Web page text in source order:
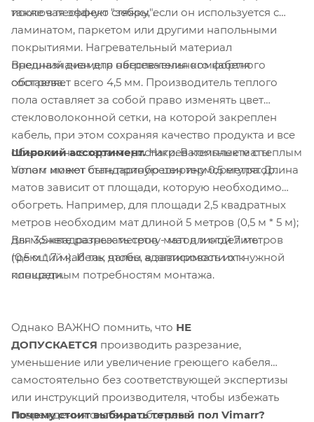
исключая эффект "зебры".
также в песчаную стяжку, если он используется с
ламинатом, паркетом или другими напольными
покрытиями. Нагревательный материал
предназначен для обеспечения комфортного
обогрева.
Внешний диаметр нагревательного кабеля
составляет всего 4,5 мм. Производитель теплого
пола оставляет за собой право изменять цвет
стекловолоконной сетки, на которой закреплен
кабель, при этом сохраняя качество продукта и все
объявленные характеристики. В комплекте с теплым
полом может быть приобретен терморегулятор.
Широкий ассортимент.Нагревательные маты
Vimarr имеют стандартную ширину 0,5 метра. Длина
матов зависит от площади, которую необходимо
обогреть. Например, для площади 2,5 квадратных
метров необходим мат длиной 5 метров (0,5 м * 5 м);
для 3,5 квадратных метров - мат длиной 7 метров
(0,5 м * 7 м). И так далее, в зависимости от нужной
площади.
Вы можете разрезать сетку матов и отделить
греющий кабель, чтобы адаптировать их к
конкретным потребностям монтажа.
Однако ВАЖНО помнить, что НЕ
ДОПУСКАЕТСЯ производить разрезание,
уменьшение или увеличение греющего кабеля
самостоятельно без соответствующей экспертизы
или инструкций производителя, чтобы избежать
повреждения системы обогрева.
Почему стоит выбирать теплый пол Vimarr?